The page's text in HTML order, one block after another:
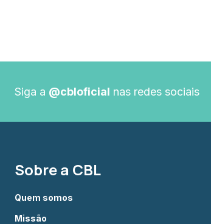
Siga a @cbloficial nas redes sociais
Sobre a CBL
Quem somos
Missão